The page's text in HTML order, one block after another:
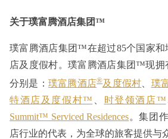
关于璞富腾酒店集团™
璞富腾酒店集团™在超过85个国家和
店及度假村。璞富腾酒店集团™现拥
分别是： 璞富腾酒店®及度假村 璞
特酒店及度假村™
时登领酒店™
Summit™ Serviced Residences。集团
店行业的代表，为全球的旅客提供与